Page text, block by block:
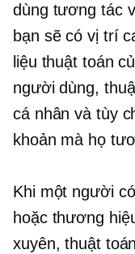
dùng tương tác
bạn sẽ có vị trí
liệu thuật toán
người dùng,
cá nhân và tùy
khoản mà họ
Khi một người
hoặc thương
xuyên, thuật